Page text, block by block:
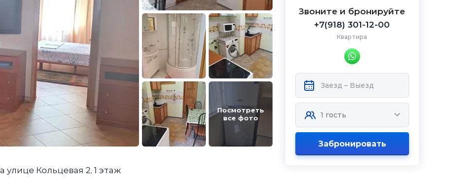
Посмотреть
все фото
Звоните и бронируйте
+7(918) 301-12-00
Квартира
Забронировать
улице Кольцевая 2, 1 этаж